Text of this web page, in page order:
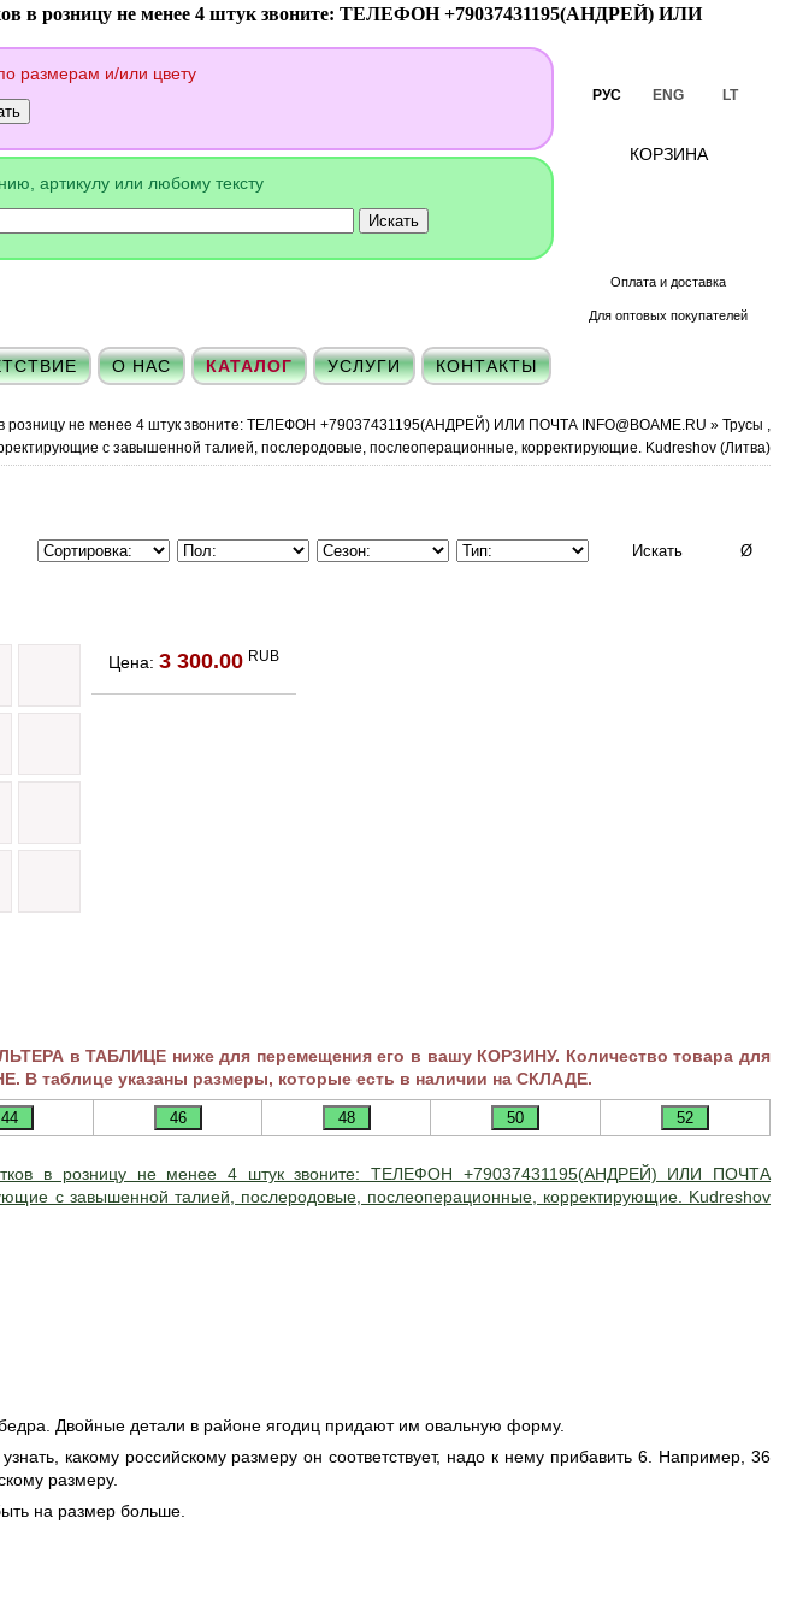
в розницу не менее 4 штук звоните: ТЕЛЕФОН +79037431195(АНДРЕЙ) ИЛИ
РУС ENG LT
КОРЗИНА
Оплата и доставка
Для оптовых покупателей
размерам и/или цвету
артикулу или любому тексту
О НАС КАТАЛОГ УСЛУГИ КОНТАКТЫ
розницу не менее 4 штук звоните: ТЕЛЕФОН +79037431195(АНДРЕЙ) ИЛИ ПОЧТА INFO@BOAME.RU » Трусы ,
с завышенной талией, послеродовые, послеоперационные, корректирующие. Kudreshov (Литва)
Цена: 3 300.00 RUB
в ТАБЛИЦЕ ниже для перемещения его в вашу КОРЗИНУ. Количество товара для
В таблице указаны размеры, которые есть в наличии на СКЛАДЕ.
в розницу не менее 4 штук звоните: ТЕЛЕФОН +79037431195(АНДРЕЙ) ИЛИ ПОЧТА
с завышенной талией, послеродовые, послеоперационные, корректирующие. Kudreshov
Двойные детали в районе ягодиц придают им овальную форму.
какому российскому размеру он соответствует, надо к нему прибавить 6. Например, 36
размеру.
на размер больше.